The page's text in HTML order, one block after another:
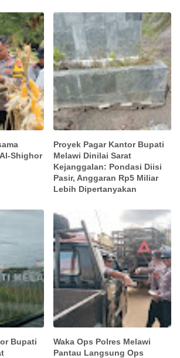
Shighor
Proyek Pagar Kantor Bupati
Melawi Dinilai Sarat
Kejanggalan: Pondasi Diisi
Pasir, Anggaran Rp5 Miliar
Lebih Dipertanyakan
Bupati
Waka Ops Polres Melawi
Pantau Langsung Ops